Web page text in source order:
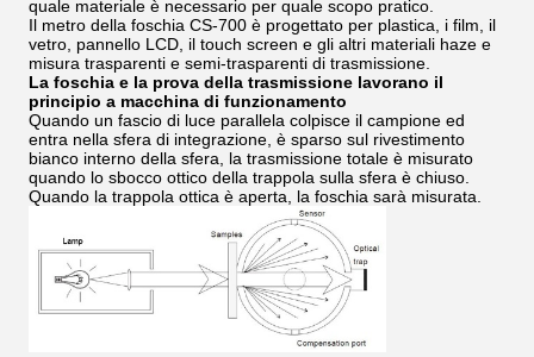
quale materiale è necessario per quale scopo pratico.
Il metro della foschia CS-700 è progettato per plastica, i film, il
vetro, pannello LCD, il touch screen e gli altri materiali haze e
misura trasparenti e semi-trasparenti di trasmissione.
La foschia e la prova della trasmissione lavorano il
principio a macchina di funzionamento
Quando un fascio di luce parallela colpisce il campione ed
entra nella sfera di integrazione, è sparso sul rivestimento
bianco interno della sfera, la trasmissione totale è misurato
quando lo sbocco ottico della trappola sulla sfera è chiuso.
Quando la trappola ottica è aperta, la foschia sarà misurata.